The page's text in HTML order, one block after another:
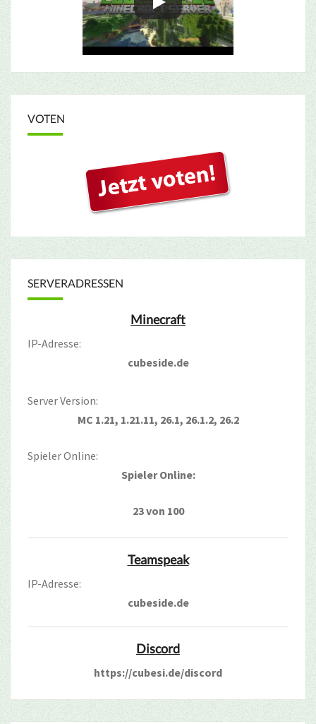
VOTEN
SERVERADRESSEN
Minecraft
IP-Adresse:
cubeside.de
Server Version:
MC 1.21, 1.21.11, 26.1, 26.1.2, 26.2
Spieler Online:
Spieler Online:
23 von 100
Teamspeak
IP-Adresse:
cubeside.de
Discord
https://cubesi.de/discord